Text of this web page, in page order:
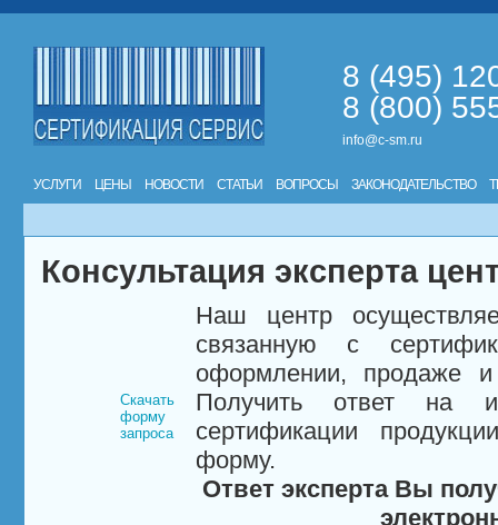
8 (495)
8 (800)
info@c-sm.ru
УСЛУГИ ЦЕНЫ НОВОСТИ СТАТЬИ ВОПРОСЫ ЗАКОНОДАТЕЛЬСТВО
Консультация эксперта
Скачать
форму
запроса
Наш центр
связанную с
оформлении, продаже и
Получить ответ на
сертификации
форму.
Ответ эксперта Вы